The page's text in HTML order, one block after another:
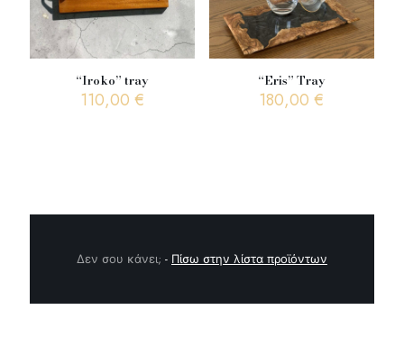
“Iroko” tray
110,00€
“Eris” Tray
180,00€
Δεν σου κάνει; - Πίσω στην λίστα προϊόντων